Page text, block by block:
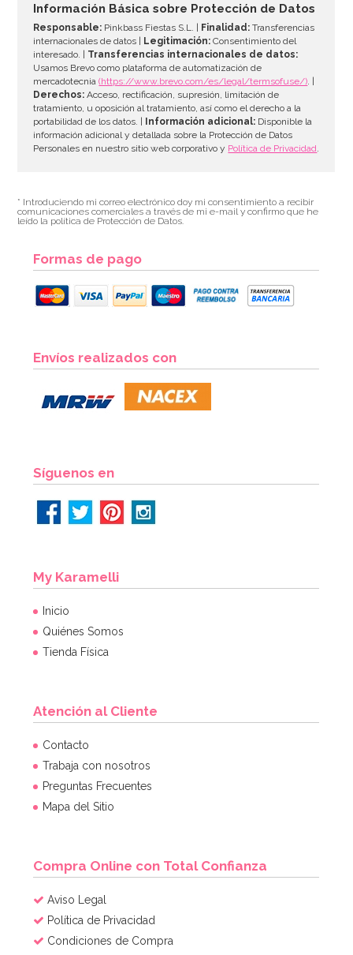
AÑADIR
2,50€
Información Básica sobre Protección de Datos
Responsable: Pinkbass Fiestas S.L. | Finalidad: Transferencias
internacionales de datos |
Legitimación: Consentimiento del
interesado. | Transferencias internacionales de datos:
Usamos Brevo como plataforma de automatización de
mercadotecnia(https://www.brevo.com/es/legal/termsofuse/). |
Derechos: Acceso, rectificación, supresión, limitación de
tratamiento, u oposición al tratamiento, así como el derecho a la
portabilidad de los datos. |
Información adicional: Disponible la
información adicional y detallada sobre la Protección de Datos
Personales en nuestro sitio web corporativo y Política de Privacidad.
* Introduciendo mi correo electrónico doy mi consentimiento a recibir
comunicaciones comerciales a través de mi e-mail y confirmo que he
leído la política de Protección de Datos.
Formas de pago
Envíos realizados con
Síguenos en
My Karamelli
Inicio
Quiénes Somos
Tienda Física
Atención al Cliente
Contacto
Trabaja con nosotros
Preguntas Frecuentes
Mapa del Sitio
Compra Online con Total Confianza
Aviso Legal
Política de Privacidad
Condiciones de Compra